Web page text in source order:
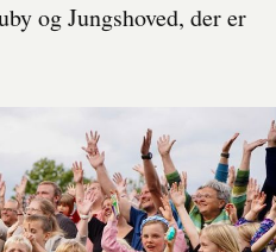
og Jungshoved, der er